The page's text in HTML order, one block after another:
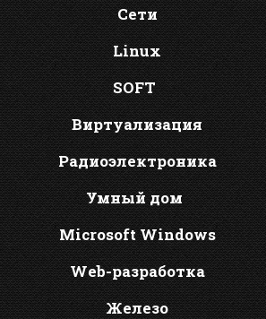
Сети
Linux
SOFT
Виртуализация
Радиоэлектроника
Умный дом
Microsoft Windows
Web-разработка
Железо